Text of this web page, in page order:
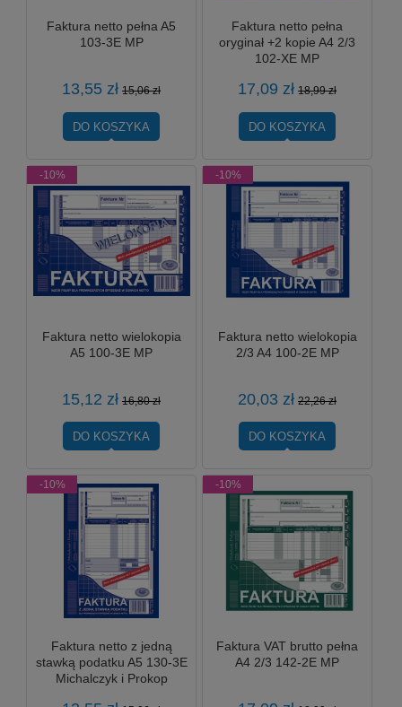
Faktura netto pełna A5
103-3E MP
13,55 zł 15,06 zł
DO KOSZYKA
Faktura netto pełna
oryginał +2 kopie A4 2/3
102-XE MP
17,09 zł 18,99 zł
DO KOSZYKA
Faktura netto wielokopia
A5 100-3E MP
15,12 zł 16,80 zł
DO KOSZYKA
-10%
Faktura netto wielokopia
2/3 A4 100-2E MP
20,03 zł 22,26 zł
DO KOSZYKA
-10%
Faktura netto z jedną
stawką podatku A5 130-3E
Michalczyk i Prokop
-10%
Faktura VAT brutto pełna
A4 2/3 142-2E MP
-10%